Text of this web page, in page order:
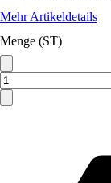
Mehr Artikeldetails
Menge (ST)